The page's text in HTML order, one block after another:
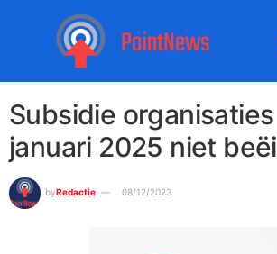
Subsidie
januari 2025 niet
byRedactie 08/12/2023